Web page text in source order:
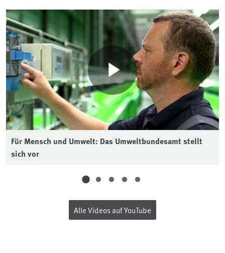
Für Mensch und Umwelt: Das Umweltbundesamt stellt
sich vor
Alle Videos auf YouTube